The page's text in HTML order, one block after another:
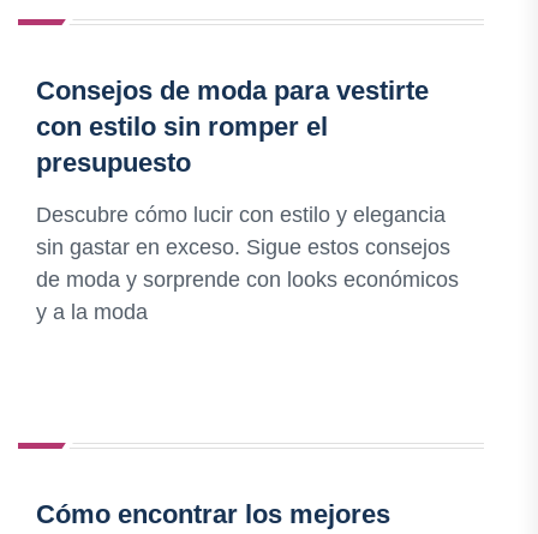
Consejos de moda para vestirte
con estilo sin romper el
presupuesto
Descubre cómo lucir con estilo y elegancia
sin gastar en exceso. Sigue estos consejos
de moda y sorprende con looks económicos
y a la moda
Cómo encontrar los mejores